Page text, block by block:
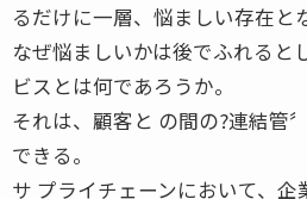
るだけに一層、悩ましい存在と
なぜ悩ましいかは後でふれると
ビスとは何であろうか。
それは、顧客と の間の?連結管
できる。
サ プライチェーンにおいて、企